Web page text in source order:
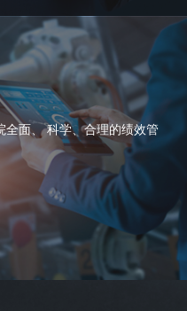
面、 科学、合理的绩效管